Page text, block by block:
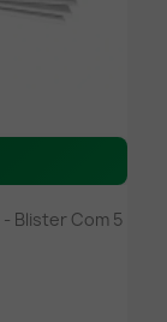
Blister Com 5